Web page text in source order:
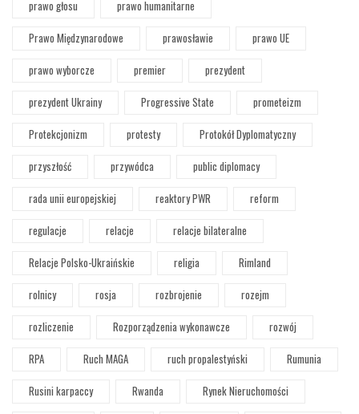
prawo głosu
prawo humanitarne
Prawo Międzynarodowe
prawosławie
prawo UE
prawo wyborcze
premier
prezydent
prezydent Ukrainy
Progressive State
prometeizm
Protekcjonizm
protesty
Protokół Dyplomatyczny
przyszłość
przywódca
public diplomacy
rada unii europejskiej
reaktory PWR
reform
regulacje
relacje
relacje bilateralne
Relacje Polsko-Ukraińskie
religia
Rimland
rolnicy
rosja rozbrojenie
rozejm
rozliczenie
Rozporządzenia wykonawcze
rozwój
RPA
Ruch MAGA ruch propalestyński
Rumunia
Rusini karpaccy
Rwanda
Rynek Nieruchomości